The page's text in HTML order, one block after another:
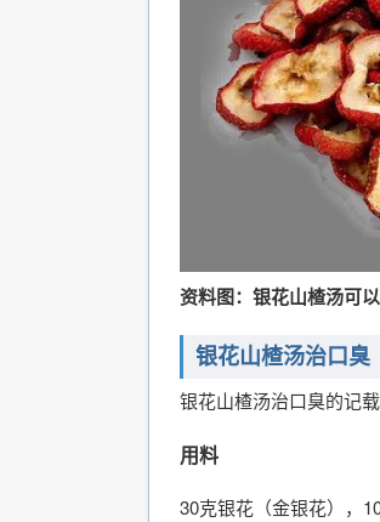
资料图：银花山楂汤可
银花山楂汤治口臭
银花山楂汤治口臭的记
用料
30克银花（金银花），